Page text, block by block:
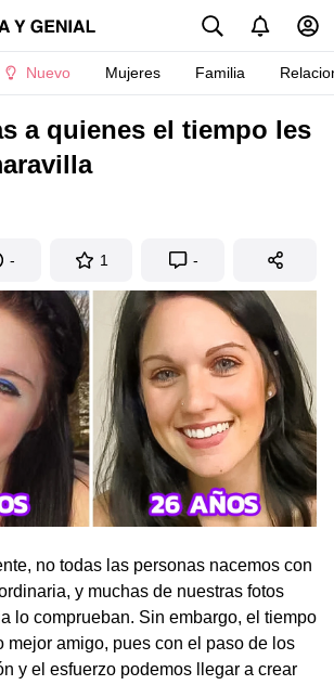
Nuevo Mujeres Familia
a quienes el tiempo les
- 1 -
no todas las personas nacemos con
y muchas de nuestras fotos
lo comprueban. Sin embargo, el tiempo
mejor amigo, pues con el paso de los
y el esfuerzo podemos llegar a crear